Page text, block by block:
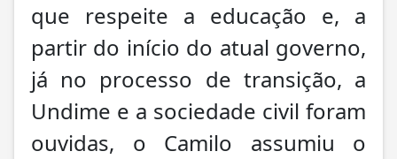
que respeite a educação e, a
partir do início do atual governo,
já no processo de transição, a
Undime e a sociedade civil foram
ouvidas, o Camilo assumiu o